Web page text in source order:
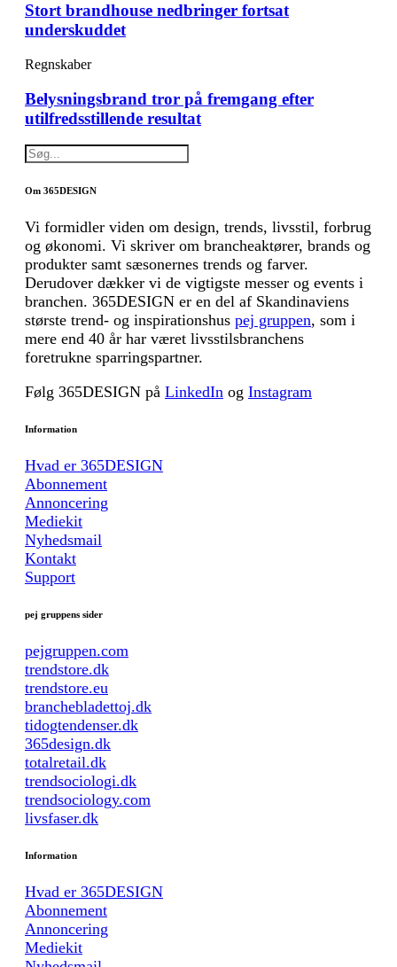
Stort brandhouse nedbringer fortsat
underskuddet
Regnskaber
Belysningsbrand tror på fremgang efter
utilfredsstillende resultat
Om 365DESIGN
Vi formidler viden om design, trends, livsstil, forbrug
og økonomi. Vi skriver om brancheaktører, brands og
produkter samt sæsonernes trends og farver.
Derudover dækker vi de vigtigste messer og events i
branchen. 365DESIGN er en del af Skandinaviens
største trend- og inspirationshus pej gruppen, som i
mere end 40 år har været livsstilsbranchens
foretrukne sparringspartner.
Følg 365DESIGN på LinkedIn og Instagram
Information
Hvad er 365DESIGN
Abonnement
Annoncering
Mediekit
Nyhedsmail
Kontakt
Support
pej gruppens sider
pejgruppen.com
trendstore.dk
trendstore.eu
branchebladettoj.dk
tidogtendenser.dk
365design.dk
totalretail.dk
trendsociologi.dk
trendsociology.com
livsfaser.dk
Information
Hvad er 365DESIGN
Abonnement
Annoncering
Mediekit